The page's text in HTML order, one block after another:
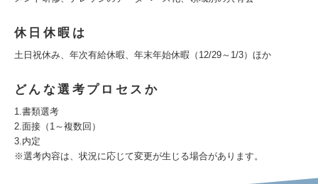
休日休暇は
土日祝休み、年次有給休暇、年末年始休暇（12/29～1/3）ほか
どんな選考プロセスか
1.書類選考
2.面接（1～複数回）
3.内定
※選考内容は、状況に応じて変更が生じる場合があります。